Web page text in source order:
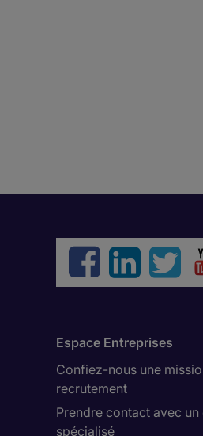
Espace Entreprises
Confiez-nous une
recrutement
Prendre contact avec
spécialisé